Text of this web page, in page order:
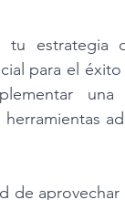
tu
para el
herramientas
de